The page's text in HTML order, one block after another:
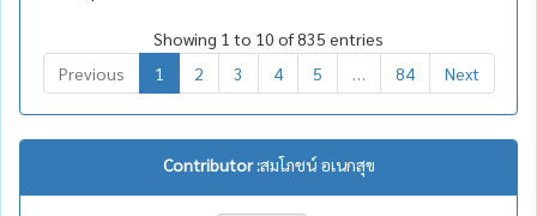
Showing 1 to 10 of 835 entries
Previous
1 2 3 4 5 84 Next
Contributor :สมโภชน์ อเนกสุข